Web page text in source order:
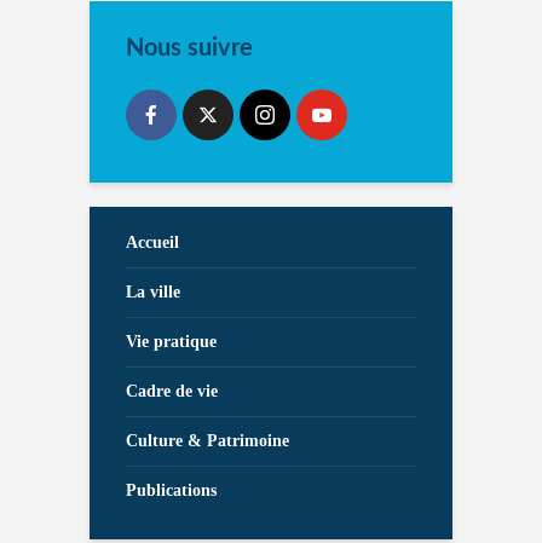
Nous suivre
Accueil
La ville
Vie pratique
Cadre de vie
Culture & Patrimoine
Publications